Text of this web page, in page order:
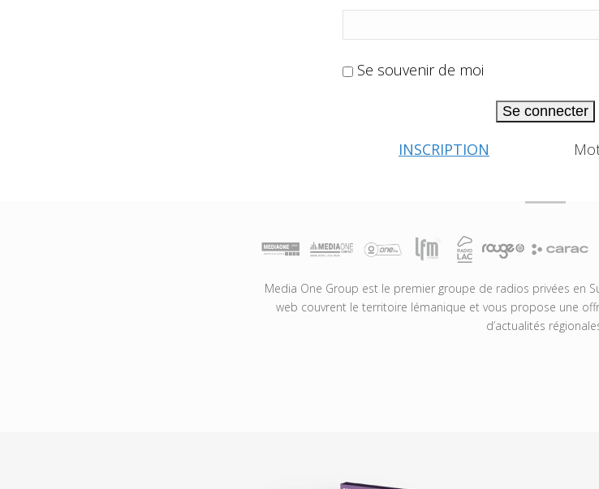
Se souvenir de moi
Se connecter
INSCRIPTION
Media One Group est le premier groupe de radios privées en
web couvrent le territoire lémanique et vous propose une
d’actualités